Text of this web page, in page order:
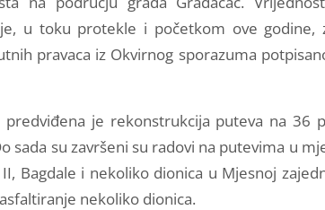
u toku protekle i početkom ove godine,
pravaca iz Okvirnog sporazuma
predviđena je rekonstrukcija puteva na 36
sada su završeni su radovi na putevima u
II, Bagdale i nekoliko dionica u Mjesnoj
nekoliko dionica.